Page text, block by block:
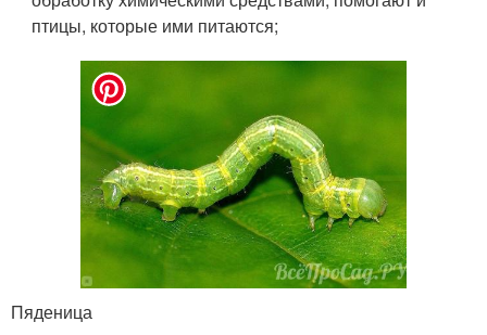
птицы, которые ими питаются;
Пяденица